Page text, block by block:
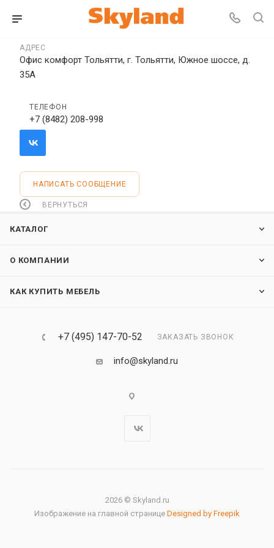
АДРЕС
Офис комфорт Тольятти, г. Тольятти, Южное шоссе, д.
35А
ТЕЛЕФОН
+7 (8482) 208-998
НАПИСАТЬ СООБЩЕНИЕ
ВЕРНУТЬСЯ
КАТАЛОГ
О КОМПАНИИ
КАК КУПИТЬ МЕБЕЛЬ
+7 (495) 147-70-52 ЗАКАЗАТЬ ЗВОНОК
info@skyland.ru
2026 © Skyland.ru
Изображение на главной странице Designed by Freepik